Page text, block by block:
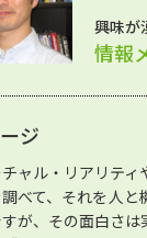
興味が
情報
ジ
ャル・リアリテ
べて、それを人
が、その面白さ